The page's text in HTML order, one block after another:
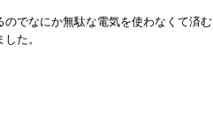
でなにか無駄な電気を使わなくて済む
た。